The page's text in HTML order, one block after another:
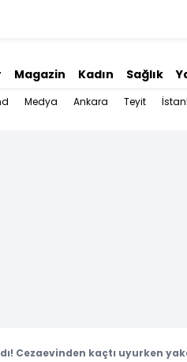
Magazin Kadın Sağlık
Medya Ankara Teyit
Cezaevinden kaçtı uyurken